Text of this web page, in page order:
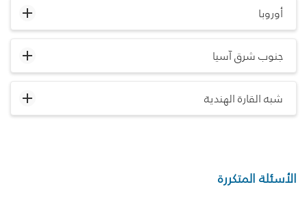
أوروبا
جنوب شرق آسيا
شبه القارة الهندية
الأسئلة المتكررة